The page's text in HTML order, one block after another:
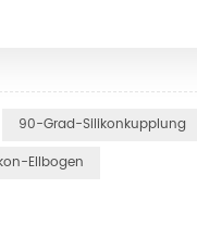
90-Grad-Silikonkupplung
Ellbogen